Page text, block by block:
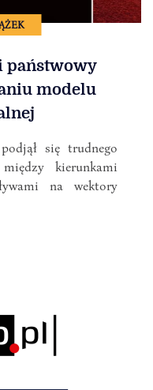
państwowy
modelu
się trudnego
kierunkami
na wektory